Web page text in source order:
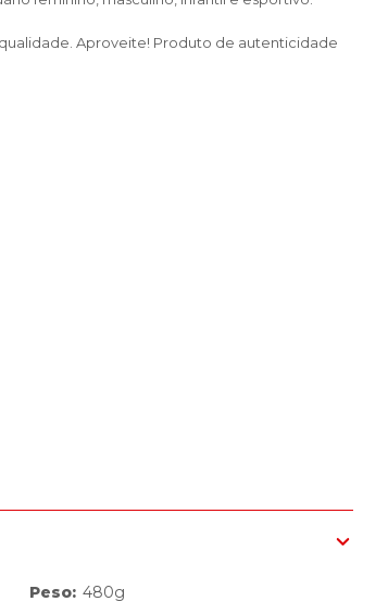
Aproveite! Produto de autenticidade
Peso: 480g